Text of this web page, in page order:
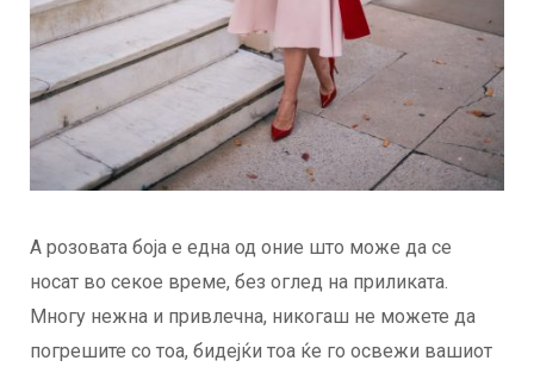
А розовата боја е една од оние што може да се
носат во секое време, без оглед на приликата.
Многу нежна и привлечна, никогаш не можете да
погрешите со тоа, бидејќи тоа ќе го освежи вашиот